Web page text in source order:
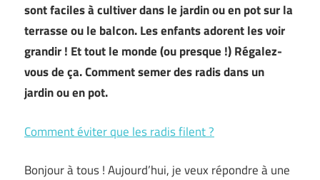
sont faciles à cultiver dans le jardin ou en pot sur la
terrasse ou le balcon. Les enfants adorent les voir
grandir ! Et tout le monde (ou presque !) Régalez-
vous de ça. Comment semer des radis dans un
jardin ou en pot.
Comment éviter que les radis filent ?
Bonjour à tous ! Aujourd’hui, je veux répondre à une